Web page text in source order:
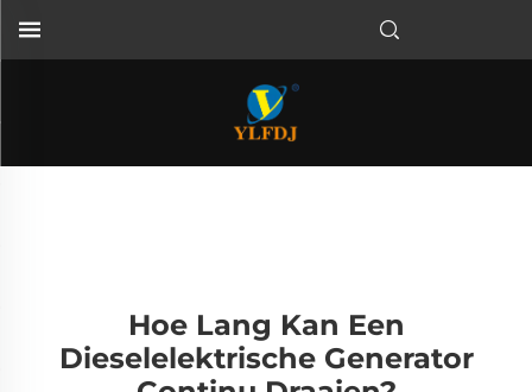
Hoe Lang Kan Een
Dieselelektrische Generator